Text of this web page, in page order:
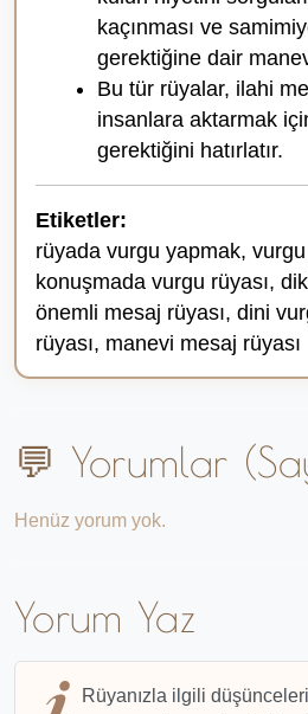
kaçınması ve
gerektiğine dair
Bu tür rüyalar, ilahi
insanlara aktarmak
gerektiğini hatırlatır.
Etiketler:
rüyada vurgu yapmak,
konuşmada vurgu rüyası,
önemli mesaj rüyası, dini
rüyası, manevi mesaj rüyası
💬 Yorumlar
Henüz yorum yok.
Yorum Yaz
Rüyanızla ilgili